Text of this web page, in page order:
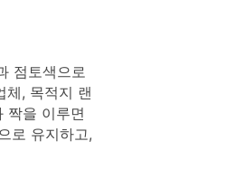
점토색으로
체, 목적지 랜
짝을 이루면
로 유지하고,